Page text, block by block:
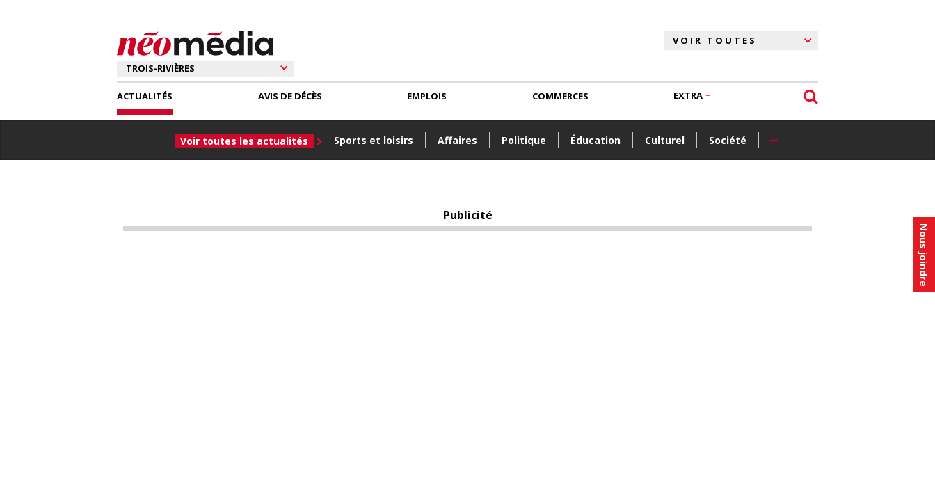
Nous joindre
ACTUALITÉS
Voir toutes les actualités Sports et loisirs Affaires Politique Éducation Culturel Société +
AVIS DE DÉCÈS EMPLOIS COMMERCES EXTRA
Publicité